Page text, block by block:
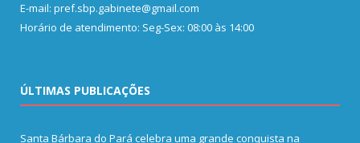
E-mail: pref.sbp.gabinete@gmail.com
Horário de atendimento: Seg-Sex: 08:00 às 14:00
ÚLTIMAS PUBLICAÇÕES
Santa Bárbara do Pará celebra uma grande conquista na